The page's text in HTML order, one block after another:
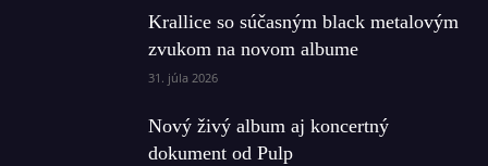
Krallice so súčasným black metalovým
zvukom na novom albume
31. júla 2026
Nový živý album aj koncertný
dokument od Pulp